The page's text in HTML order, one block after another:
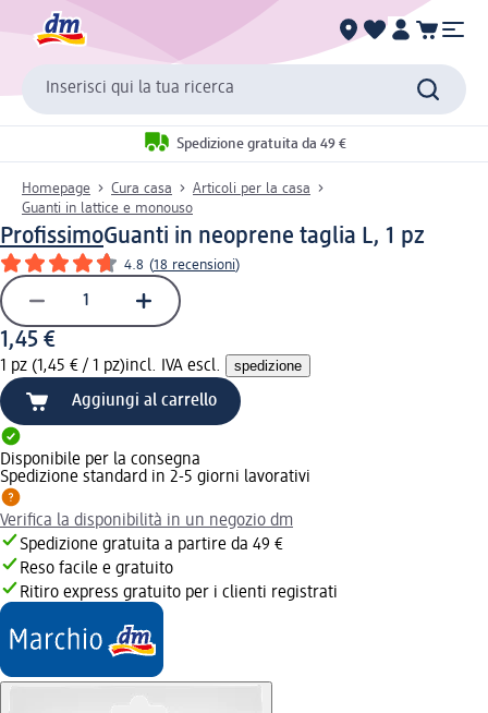
Inserisci qui la tua ricerca
Spedizione gratuita da 49 €
Homepage Cura casa
Articoli per la casa
Guanti in lattice e monouso
ProfissimoGuanti in neoprene taglia L, 1 pz
4.8 (18 recensioni)
1,45 €
1 pz (1,45 € / 1 pz)incl. IVA escl. spedizione
Aggiungi al carrello
Disponibile per la consegna
Spedizione standard in 2-5 giorni lavorativi
Verifica la disponibilità in un negozio dm
Spedizione gratuita a partire da 49 €
Reso facile e gratuito
Ritiro express gratuito per i clienti registrati